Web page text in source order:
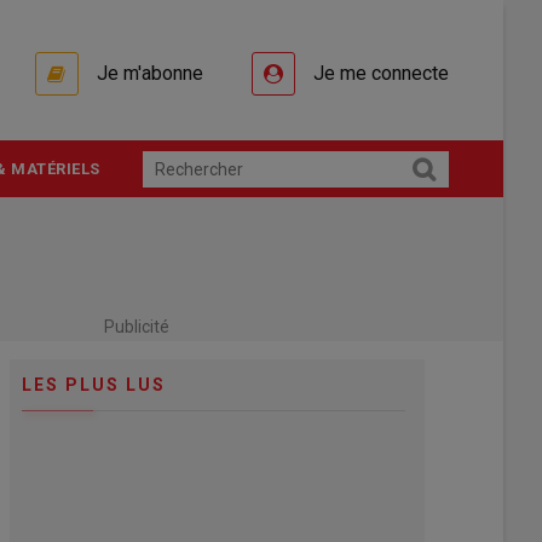
Je m'abonne Je me connecte
MATÉRIELS
Publicité
LES PLUS LUS